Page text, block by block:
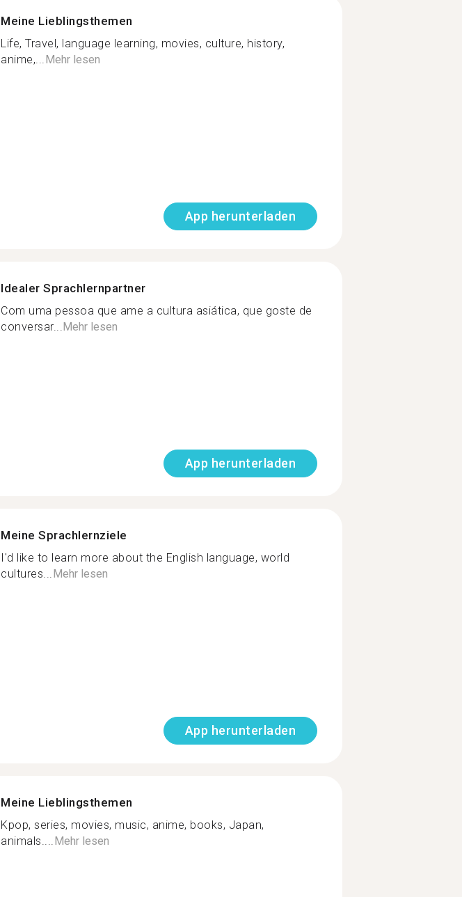
Meine Lieblingsthemen
Life, Travel, language learning, movies, culture, history,
anime,...Mehr lesen
App herunterladen
Idealer Sprachlernpartner
Com uma pessoa que ame a cultura asiática, que goste de
conversar...Mehr lesen
App herunterladen
Meine Sprachlernziele
I'd like to learn more about the English language, world
cultures...Mehr lesen
App herunterladen
Meine Lieblingsthemen
Kpop, series, movies, music, anime, books, Japan,
animals....Mehr lesen